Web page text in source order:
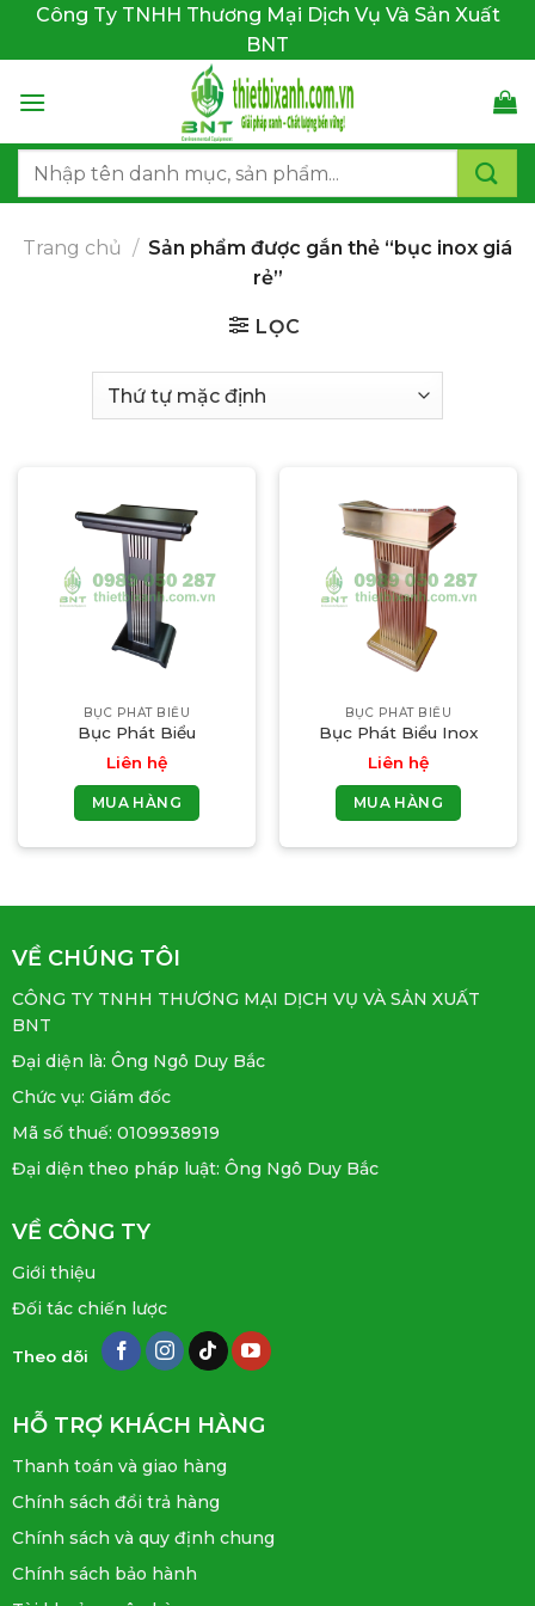
dung
Công Ty TNHH Thương Mại Dịch Vụ Và Sản Xuất
BNT
Tìm
Trang chủ / Sản phẩm được gắn thẻ “bục inox giá
rẻ”
LỌC
BỤC PHÁT BIỂU
Bục Phát Biểu
Liên hệ
MUA HÀNG
BỤC PHÁT BIỂU
Bục Phát Biểu Inox
Liên hệ
MUA HÀNG
VỀ CHÚNG TÔI
CÔNG TY TNHH THƯƠNG MẠI DỊCH VỤ VÀ SẢN XUẤT
BNT
Đại diện là: Ông Ngô Duy Bắc
Chức vụ: Giám đốc
Mã số thuế: 0109938919
Đại diện theo pháp luật: Ông Ngô Duy Bắc
VỀ CÔNG TY
Giới thiệu
Đối tác chiến lược
Theo dõi
HỖ TRỢ KHÁCH HÀNG
Thanh toán và giao hàng
Chính sách đổi trả hàng
Chính sách và quy định chung
Chính sách bảo hành